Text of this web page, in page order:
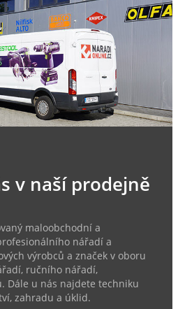
v naší prodejně
maloobchodní a
nářadí a
výrobců a značek v oboru
ručního nářadí,
Dále u nás najdete techniku
zahradu a úklid.